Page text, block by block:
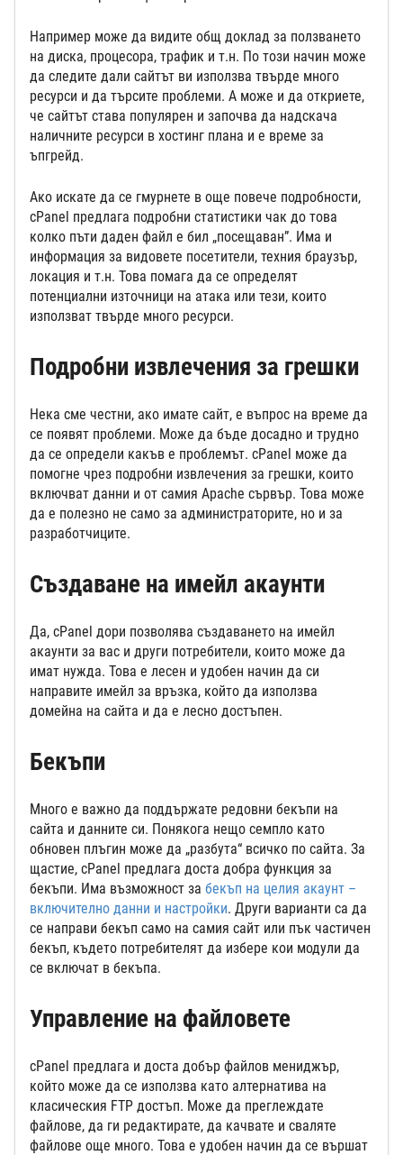
Например може да видите общ доклад за ползването
на диска, процесора, трафик и т.н. По този начин може
да следите дали сайтът ви използва твърде много
ресурси и да търсите проблеми. А може и да откриете,
че сайтът става популярен и започва да надскача
наличните ресурси в хостинг плана и е време за
ъпгрейд.
Ако искате да се гмурнете в още повече подробности,
cPanel предлага подробни статистики чак до това
колко пъти даден файл е бил „посещаван”. Има и
информация за видовете посетители, техния браузър,
локация и т.н. Това помага да се определят
потенциални източници на атака или тези, които
използват твърде много ресурси.
Подробни извлечения за грешки
Нека сме честни, ако имате сайт, е въпрос на време да
се появят проблеми. Може да бъде досадно и трудно
да се определи какъв е проблемът. cPanel може да
помогне чрез подробни извлечения за грешки, които
включват данни и от самия Apache сървър. Това може
да е полезно не само за администраторите, но и за
разработчиците.
Създаване на имейл акаунти
Да, cPanel дори позволява създаването на имейл
акаунти за вас и други потребители, които може да
имат нужда. Това е лесен и удобен начин да си
направите имейл за връзка, който да използва
домейна на сайта и да е лесно достъпен.
Бекъпи
Много е важно да поддържате редовни бекъпи на
сайта и данните си. Понякога нещо семпло като
обновен плъгин може да „разбута“ всичко по сайта. За
щастие, cPanel предлага доста добра функция за
бекъпи. Има възможност за бекъп на целия акаунт –
включително данни и настройки. Други варианти са да
се направи бекъп само на самия сайт или пък частичен
бекъп, където потребителят да избере кои модули да
се включат в бекъпа.
Управление на файловете
cPanel предлага и доста добър файлов мениджър,
който може да се използва като алтернатива на
класическия FTP достъп. Може да преглеждате
файлове, да ги редактирате, да качвате и сваляте
файлове още много. Това е удобен начин да се вършат